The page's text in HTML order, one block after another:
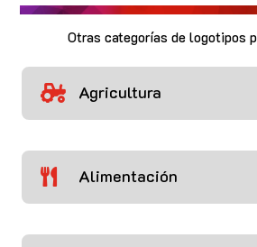
Otras categorías de logotipos
 Agricultura
 Alimentación